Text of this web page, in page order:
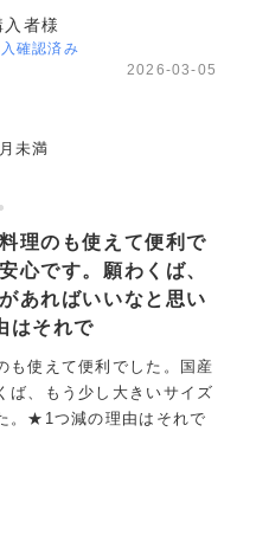
入者様
確認済み
2026-03-05
未満
理のも使えて便利で
心です。願わくば、
あればいいなと思い
はそれで
も使えて便利でした。国産
ば、もう少し大きいサイズ
。★1つ減の理由はそれで